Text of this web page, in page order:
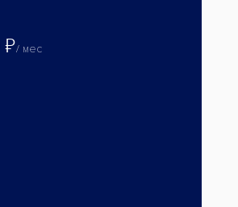
₽/ мес